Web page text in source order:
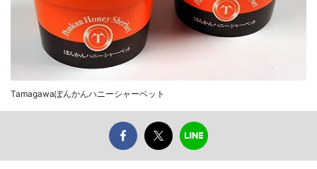
Tamagawaぽんかんハニーシャーベット